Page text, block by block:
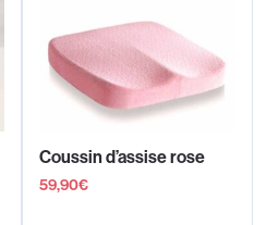
Coussin d’assise rose
59,90€